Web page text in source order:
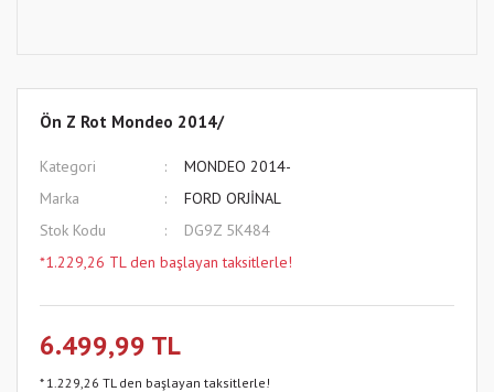
Ön Z Rot Mondeo 2014/
Kategori
MONDEO 2014-
Marka
FORD ORJİNAL
Stok Kodu
DG9Z 5K484
*1.229,26 TL den başlayan taksitlerle!
6.499,99 TL
* 1.229,26 TL den başlayan taksitlerle!